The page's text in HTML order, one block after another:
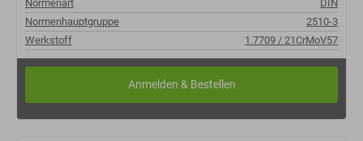
Normenart
DIN
Normenhauptgruppe
2510-3
Werkstoff
1.7709 / 21CrMoV57